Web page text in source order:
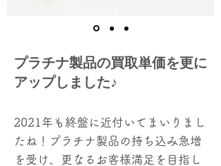
プラチナ製品の買取単価を更に
アップしました♪
2021年も終盤に近付いてまいりまし
たね！プラチナ製品の持ち込み急増
を受け、更なるお客様満足を目指し